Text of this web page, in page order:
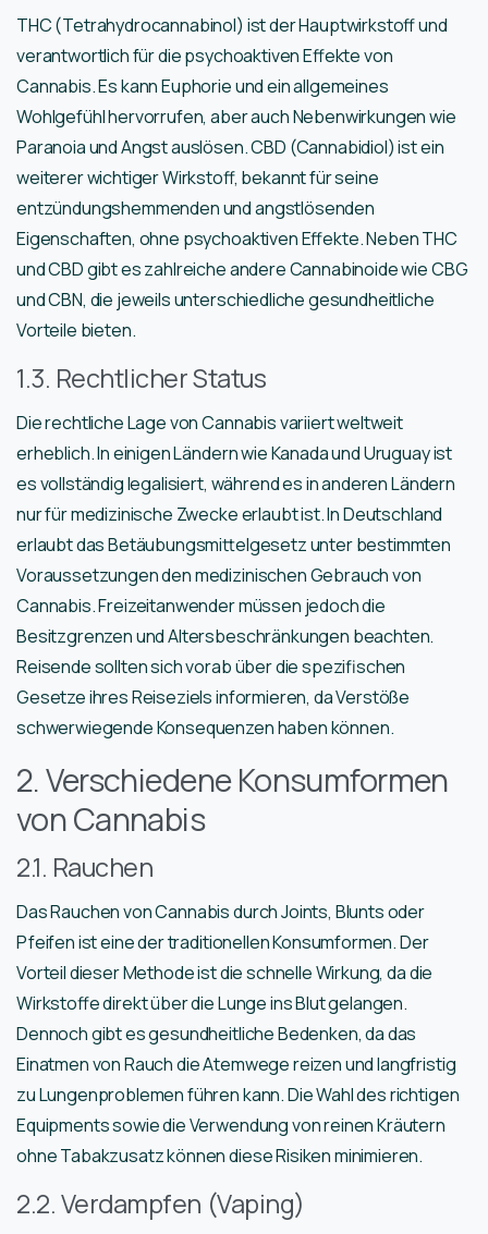
THC (Tetrahydrocannabinol) ist der Hauptwirkstoff und
verantwortlich für die psychoaktiven Effekte von
Cannabis. Es kann Euphorie und ein allgemeines
Wohlgefühl hervorrufen, aber auch Nebenwirkungen wie
Paranoia und Angst auslösen. CBD (Cannabidiol) ist ein
weiterer wichtiger Wirkstoff, bekannt für seine
entzündungshemmenden und angstlösenden
Eigenschaften, ohne psychoaktiven Effekte. Neben THC
und CBD gibt es zahlreiche andere Cannabinoide wie CBG
und CBN, die jeweils unterschiedliche gesundheitliche
Vorteile bieten.
1.3. Rechtlicher Status
Die rechtliche Lage von Cannabis variiert weltweit
erheblich. In einigen Ländern wie Kanada und Uruguay ist
es vollständig legalisiert, während es in anderen Ländern
nur für medizinische Zwecke erlaubt ist. In Deutschland
erlaubt das Betäubungsmittelgesetz unter bestimmten
Voraussetzungen den medizinischen Gebrauch von
Cannabis. Freizeitanwender müssen jedoch die
Besitzgrenzen und Altersbeschränkungen beachten.
Reisende sollten sich vorab über die spezifischen
Gesetze ihres Reiseziels informieren, da Verstöße
schwerwiegende Konsequenzen haben können.
2. Verschiedene Konsumformen
von Cannabis
2.1. Rauchen
Das Rauchen von Cannabis durch Joints, Blunts oder
Pfeifen ist eine der traditionellen Konsumformen. Der
Vorteil dieser Methode ist die schnelle Wirkung, da die
Wirkstoffe direkt über die Lunge ins Blut gelangen.
Dennoch gibt es gesundheitliche Bedenken, da das
Einatmen von Rauch die Atemwege reizen und langfristig
zu Lungenproblemen führen kann. Die Wahl des richtigen
Equipments sowie die Verwendung von reinen Kräutern
ohne Tabakzusatz können diese Risiken minimieren.
2.2. Verdampfen (Vaping)